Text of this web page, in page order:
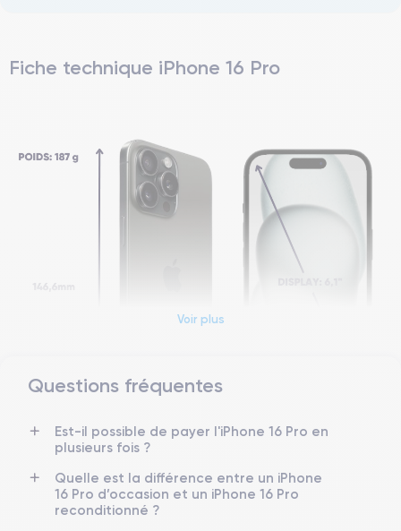
Fiche technique iPhone 16 Pro
Voir plus
Questions fréquentes
Est-il possible de payer l'iPhone 16 Pro en
plusieurs fois ?
Quelle est la différence entre un iPhone
16 Pro d’occasion et un iPhone 16 Pro
reconditionné ?